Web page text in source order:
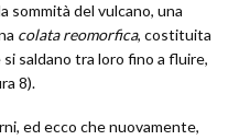
sommità del vulcano, una
colata reomorfica, costituita
saldano tra loro fino a fluire,
8).
ed ecco che nuovamente,